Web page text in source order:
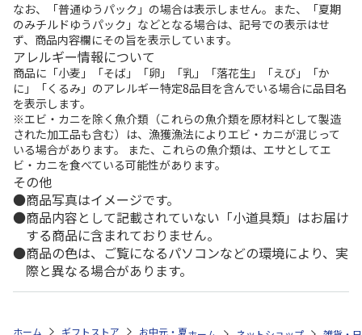
なお、「普通ゆうパック」の場合は表示しません。また、「夏期
のみチルドゆうパック」などとなる場合は、記号での表示はせ
ず、商品内容欄にその旨を表示しています。
アレルギー情報について
商品に「小麦」「そば」「卵」「乳」「落花生」「えび」「か
に」「くるみ」のアレルギー特定8品目を含んでいる場合に品目名
を表示します。
※エビ・カニを除く魚介類（これらの魚介類を原材料として製造
された加工品も含む）は、漁獲漁法によりエビ・カニが混じって
いる場合があります。 また、これらの魚介類は、エサとしてエ
ビ・カニを食べている可能性があります。
その他
商品写真はイメージです。
商品内容として記載されていない「小道具類」はお届け
する商品に含まれておりません。
商品の色は、ご覧になるパソコンなどの環境により、実
際と異なる場合があります。
ホーム ギフトストア お中元・夏ギフト特集 2026 ゆうゆうギフト